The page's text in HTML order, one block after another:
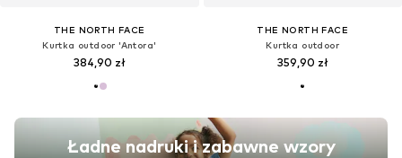
THE NORTH FACE
Kurtka outdoor 'Antora'
384,90 zł
Ładne nadruki i zabawne wzory
THE NORTH FACE
Kurtka outdoor
359,90 zł